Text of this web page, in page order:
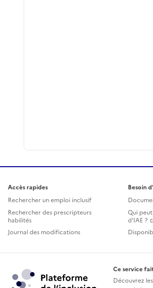
Accès rapides
Rechercher un emploi inclusif
Rechercher des prescripteurs
habilités
Journal des modifications
Besoin
Qui
d'IAE ?
Ce service
Découvrez